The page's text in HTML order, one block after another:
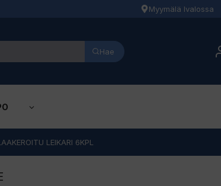
Myymälä Ivalossa
Hae
LEIKARI 6KPL